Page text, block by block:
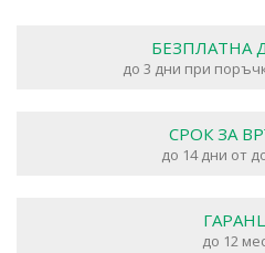
БЕЗПЛАТНА
до 3 дни при
СРОК ЗА
до 14 дни от
до 12